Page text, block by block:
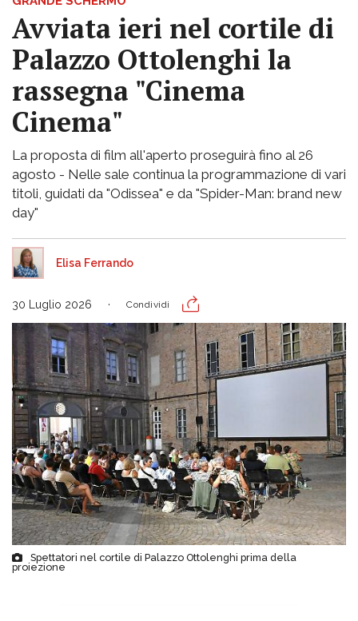
Avviata ieri nel cortile di
Palazzo Ottolenghi la
rassegna "Cinema
Cinema"
La proposta di film all'aperto proseguirà fino al 26
agosto - Nelle sale continua la programmazione di vari
titoli, guidati da "Odissea" e da "Spider-Man: brand new
day"
Elisa Ferrando
30 Luglio 2026 Condividi
Spettatori nel cortile di Palazzo Ottolenghi prima della
proiezione